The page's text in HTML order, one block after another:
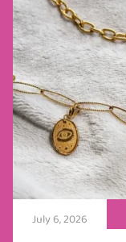
July 6, 2026